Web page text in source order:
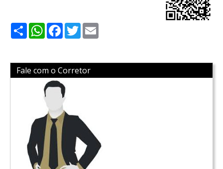
ShareWhatsApp
Facebook
Twitter
Fale com o Corretor